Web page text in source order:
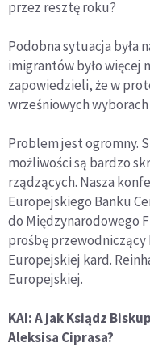
przez resztę roku?
Podobna sytuacja była
imigrantów było więcej
zapowiedzieli, że w
wrześniowych
Problem jest ogromny.
możliwości są bardzo
rządzących. Nasza
Europejskiego Banku
do Międzynarodowego
prośbę
Europejskiej kard.
Europejskiej.
KAI: A jak Ksiądz
Aleksisa Ciprasa?